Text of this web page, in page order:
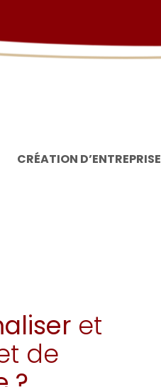
CRÉATION D’ENTREPRISE
et
de